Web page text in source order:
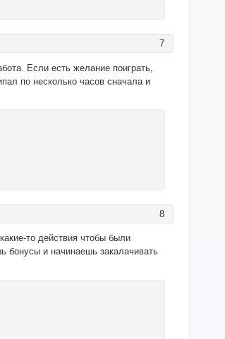
7
Если есть желание поиграть,
по несколько часов сначала и
8
то действия чтобы были
бонусы и начинаешь закалачивать